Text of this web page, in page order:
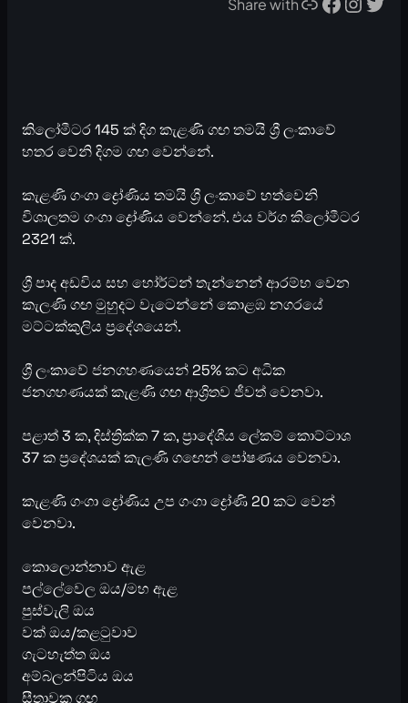
Share with
කිලෝමීටර 145 ක් දිග කැළණි ගඟ තමයි ශ්‍රී ලංකාවේ
හතර වෙනි දිගම ගඟ වෙන්නේ.
කැළණි ගංගා ද්‍රෝණිය තමයි ශ්‍රී ලංකාවේ හත්වෙනි
විශාලතම ගංගා ද්‍රෝණිය වෙන්නේ. එය වර්ග කිලෝමීටර
2321 ක්.
ශ්‍රී පාද අඩවිය සහ හෝර්ටන් තැන්නෙන් ආරම්භ වෙන
කැලණි ගඟ මුහුදට වැටෙන්නේ කොළඹ නගරයේ
මට්ටක්කුලිය ප්‍රදේශයෙන්.
ශ්‍රී ලංකාවේ ජනගහණයෙන් 25% කට අධික
ජනගහණයක් කැළණි ගඟ ආශ්‍රිතව ජීවත් වෙනවා.
පළාත් 3 ක, දිස්ත්‍රික්ක 7 ක, ප්‍රාදේශීය ලේකම් කොට්ටාශ
37 ක ප්‍රදේශයක් කැලණි ගඟෙන් පෝෂණය වෙනවා.
කැළණි ගංගා ද්‍රෝණිය උප ගංගා ද්‍රෝණි 20 කට වෙන්
වෙනවා.
කොලොන්නාව ඇළ
පල්ලේවෙල ඔය/මහ ඇළ
පුස්වැලි ඔය
වක් ඔය/කළටුවාව
ගැටහැත්ත ඔය
අම්බලන්පිටිය ඔය
සීතාවක ගඟ